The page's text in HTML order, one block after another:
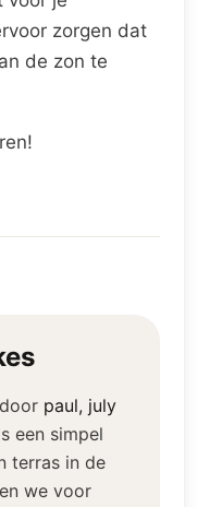
zorgen dat
de zon te
paul, july
een simpel
terras in de
we voor